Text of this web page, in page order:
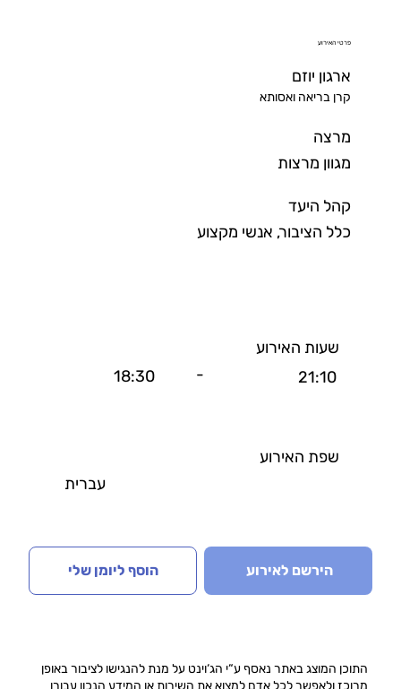
פרטי האירוע
ארגון יוזם
קרן בריאה ואסותא
מרצה
מגוון מרצות
קהל היעד
כלל הציבור, אנשי מקצוע
הוסף ליומן שלי הירשם לאירוע
שעות האירוע
18:30
- 21:10
שפת האירוע
עברית
התוכן המוצג באתר נאסף ע“י הג‘וינט על מנת להנגישו לציבור באופן
מרוכז ולאפשר לכל אדם למצוא את השירות או המידע הנכון עבורו